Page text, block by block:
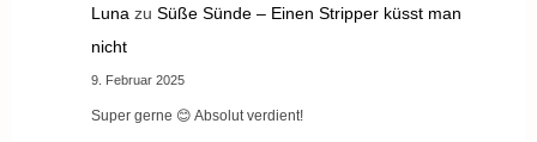
Luna zu Süße Sünde – Einen Stripper küsst man
nicht
9. Februar 2025
Super gerne 😊 Absolut verdient!